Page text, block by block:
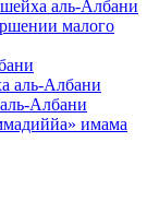
аль-Албани
малого
аль-Албани
Албани
имама